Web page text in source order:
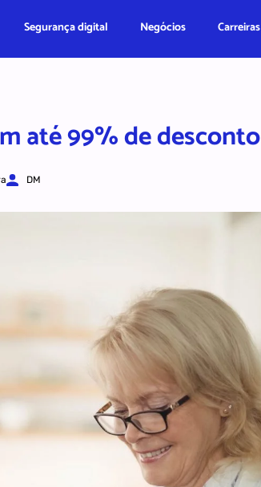
Segurança digital Negócios Carreiras
até 99% de desconto
DM